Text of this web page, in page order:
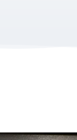
te voorkomen.